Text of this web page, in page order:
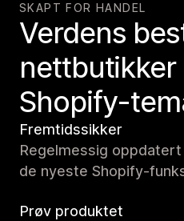
SKAPT FOR HANDEL
Verdens
nettbutikker
Shopify-
Fremtidssikker
Regelmessig
de nyeste Shopify-
Prøv produktet